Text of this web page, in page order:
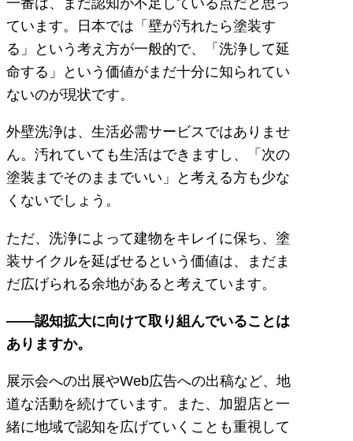
ています。日本では「壁が汚れたら塗装す
る」という考え方が一般的で、「洗浄して延
命する」という価値がまだ十分に知られてい
ないのが現状です。
外壁洗浄は、生活必需サービスではありませ
ん。汚れていても生活はできますし、「次の
塗装までそのままでいい」と考える方も少な
くないでしょう。
ただ、洗浄によって建物をキレイに保ち、塗
装サイクルを延ばせるという価値は、まだま
だ広げられる余地があると考えています。
――認知拡大に向けて取り組んでいることは
ありますか。
展示会への出展やWeb広告への出稿など、地
道な活動を続けています。また、加盟店と一
緒に地域で認知を広げていくことも重視して